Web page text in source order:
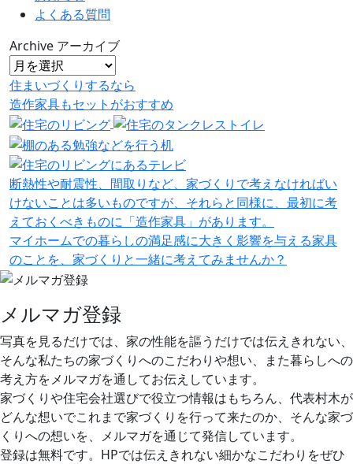
よくある質問
Archive アーカイブ
住まいづくりするなら
造作家具もセット がおすすめ
断熱性や耐震性、間取りなど、家づくりで考えなければい
けないことは多いものですが、それらと同様に、最初に考
えておくべきものに「造作家具」があります。
マイホームでの暮らしの満足感に大きく影響を与える家具
のことを、家づくりと一緒に考えてみませんか？
メルマガ登録
写真を見るだけでは、家の性能を謳うだけでは伝えきれない、
そんな私たちの家づくりへのこだわりや想い、また暮らしへの
考え方をメルマガを通してお伝えしています。
家づくりや住宅会社選びで役立つ情報はもちろん、代表村木が
どんな想いでこれまで家づくりを行って来たのか、そんな家づ
くりへの想いを、メルマガを通じて発信しています。
登録は無料です。HPでは伝えきれない細かなこだわりをぜひ